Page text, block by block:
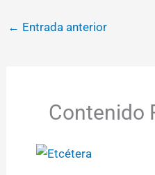
← Entrada anterior
Contenido